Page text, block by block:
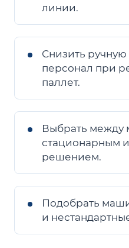
линии.
Снизить ручную
персонал при
паллет.
Выбрать между
стационарным
решением.
Подобрать
и